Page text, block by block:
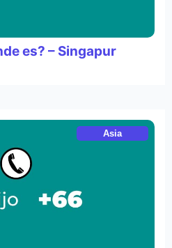
es? – Singapur
Asia